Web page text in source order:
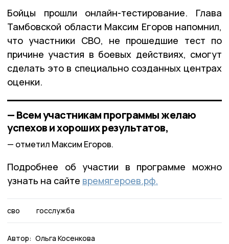
Бойцы прошли онлайн-тестирование. Глава
Тамбовской области Максим Егоров напомнил,
что участники СВО, не прошедшие тест по
причине участия в боевых действиях, смогут
сделать это в специально созданных центрах
оценки.
— Всем участникам программы желаю
успехов и хороших результатов,
отметил Максим Егоров.
Подробнее об участии в программе можно
узнать на сайте времягероев.рф.
сво госслужба
Автор: Ольга Косенкова